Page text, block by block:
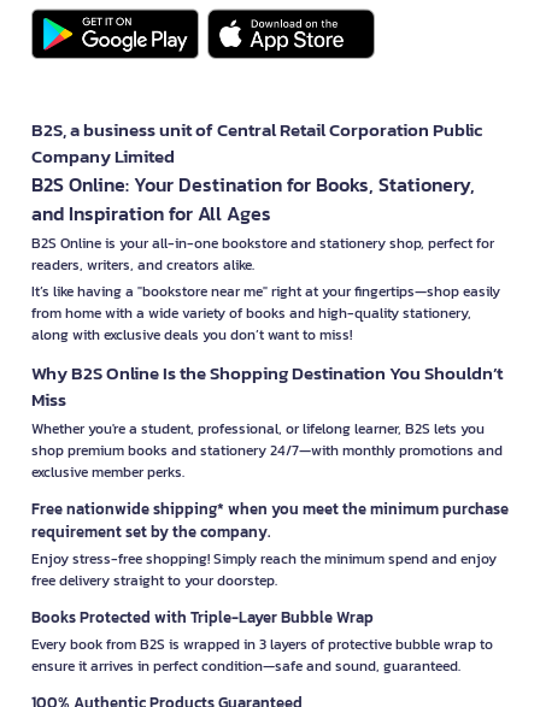
B2S, a business unit of Central Retail Corporation Public
Company Limited
B2S Online: Your Destination for Books, Stationery,
and Inspiration for All Ages
B2S Online is your all-in-one bookstore and stationery shop, perfect for
readers, writers, and creators alike.
It’s like having a "bookstore near me" right at your fingertips—shop easily
from home with a wide variety of books and high-quality stationery,
along with exclusive deals you don’t want to miss!
Why B2S Online Is the Shopping Destination You Shouldn’t
Miss
Whether you're a student, professional, or lifelong learner, B2S lets you
shop premium books and stationery 24/7—with monthly promotions and
exclusive member perks.
Free nationwide shipping* when you meet the minimum purchase
requirement set by the company.
Enjoy stress-free shopping! Simply reach the minimum spend and enjoy
free delivery straight to your doorstep.
Books Protected with Triple-Layer Bubble Wrap
Every book from B2S is wrapped in 3 layers of protective bubble wrap to
ensure it arrives in perfect condition—safe and sound, guaranteed.
100% Authentic Products Guaranteed